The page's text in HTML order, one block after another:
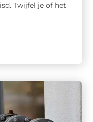
Twijfel je of het